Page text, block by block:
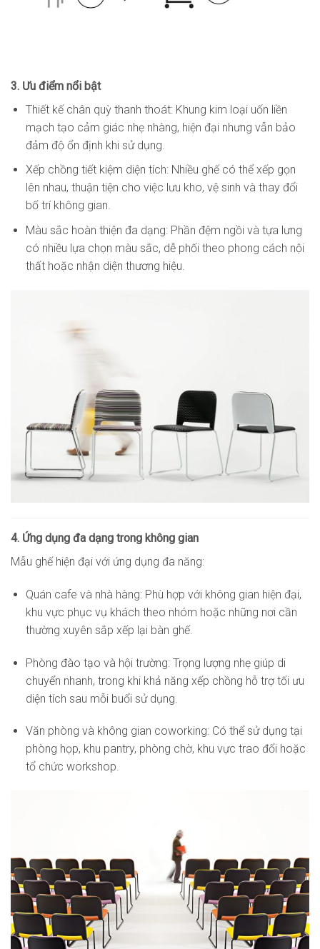
3. Ưu điểm nổi bật
Thiết kế chân quỳ thanh thoát: Khung kim loại uốn liền
mạch tạo cảm giác nhẹ nhàng, hiện đại nhưng vẫn bảo
đảm độ ổn định khi sử dụng.
Xếp chồng tiết kiệm diện tích: Nhiều ghế có thể xếp gọn
lên nhau, thuận tiện cho việc lưu kho, vệ sinh và thay đổi
bố trí không gian.
Màu sắc hoàn thiện đa dạng: Phần đệm ngồi và tựa lưng
có nhiều lựa chọn màu sắc, dễ phối theo phong cách nội
thất hoặc nhận diện thương hiệu.
4. Ứng dụng đa dạng trong không gian
Mẫu ghế hiện đại với ứng dụng đa năng:
Quán cafe và nhà hàng: Phù hợp với không gian hiện đại,
khu vực phục vụ khách theo nhóm hoặc những nơi cần
thường xuyên sắp xếp lại bàn ghế.
Phòng đào tạo và hội trường: Trọng lượng nhẹ giúp di
chuyển nhanh, trong khi khả năng xếp chồng hỗ trợ tối ưu
diện tích sau mỗi buổi sử dụng.
Văn phòng và không gian coworking: Có thể sử dụng tại
phòng họp, khu pantry, phòng chờ, khu vực trao đổi hoặc
tổ chức workshop.